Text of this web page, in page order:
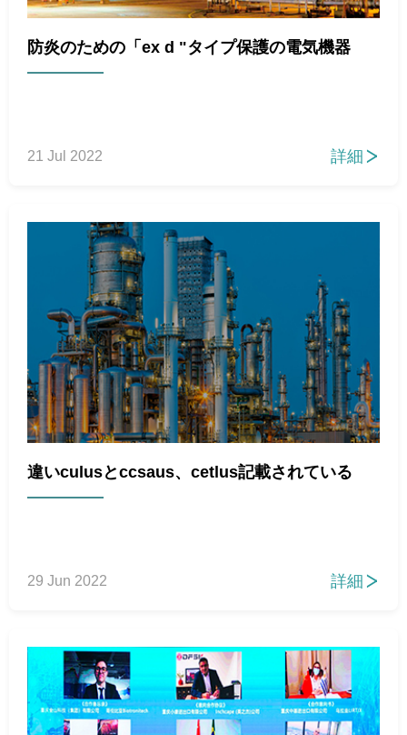
防炎のための「ex d "タイプ保護の電気機器
21 Jul 2022 詳細 
違いculusとccsaus、cetlus記載されている
29 Jun 2022 詳細 